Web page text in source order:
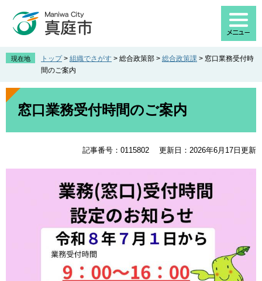
先
。
を
て
現在地 トップ > 組織でさがす > 総合政策部 > 総合政策課 > 窓口業務受付時
間のご案内
本
窓口業務受付時間のご案内
記事番号：0115802 更新日：2026年6月17日更新